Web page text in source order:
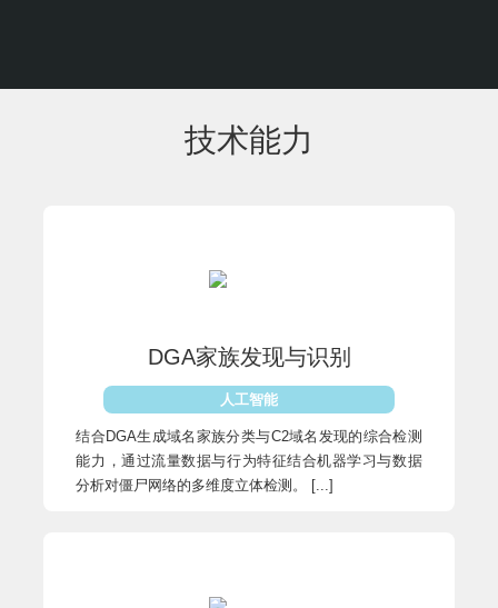
技术能力
DGA家族发现与识别
人工智能
结合DGA生成域名家族分类与C2域名发现的综合检测
能力，通过流量数据与行为特征结合机器学习与数据
分析对僵尸网络的多维度立体检测。 [...]